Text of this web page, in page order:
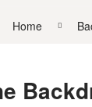
Home